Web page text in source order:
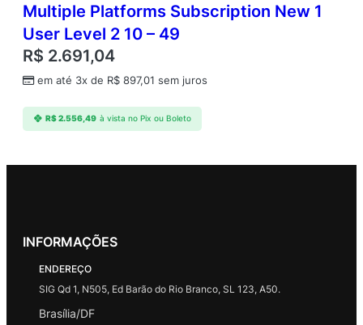
Multiple Platforms Subscription New 1
User Level 2 10 – 49
R$ 2.691,04
em até 3x de R$ 897,01 sem juros
R$2.556,49 à vista no Pix ou Boleto
INFORMAÇÕES
ENDEREÇO
SIG Qd 1, N505, Ed Barão do Rio Branco, SL 123, A50.
Brasília/DF